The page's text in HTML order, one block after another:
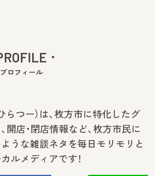
プロフィール
らつー）は、枚方市に特化したグ
開店・閉店情報など、枚方市民に
うな雑談ネタを毎日モリモリと
ルメディアです！